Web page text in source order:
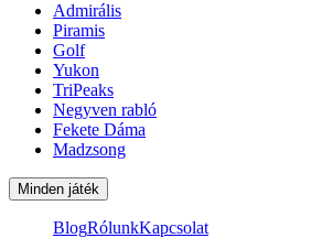
Admirális
Piramis
Golf
Yukon
TriPeaks
Negyven rabló
Fekete Dáma
Madzsong
Minden játék
BlogRólunkKapcsolat